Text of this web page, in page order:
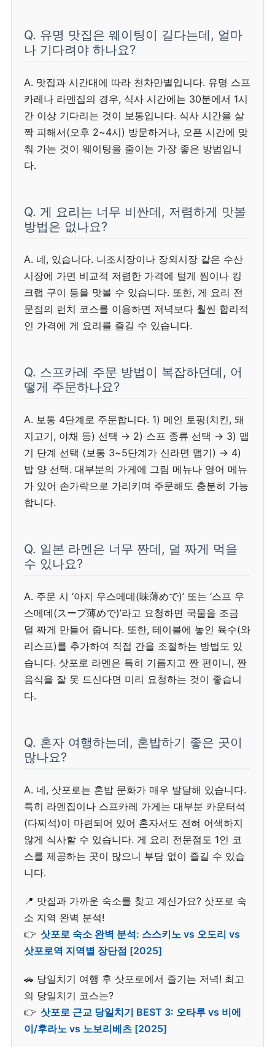
Q. 유명 맛집은 웨이팅이 길다는데, 얼마
나 기다려야 하나요?
A. 맛집과 시간대에 따라 천차만별입니다. 유명 스프
카레나 라멘집의 경우, 식사 시간에는 30분에서 1시
간 이상 기다리는 것이 보통입니다. 식사 시간을 살
짝 피해서(오후 2~4시) 방문하거나, 오픈 시간에 맞
춰 가는 것이 웨이팅을 줄이는 가장 좋은 방법입니
다.
Q. 게 요리는 너무 비싼데, 저렴하게 맛볼
방법은 없나요?
A. 네, 있습니다. 니조시장이나 장외시장 같은 수산
시장에 가면 비교적 저렴한 가격에 털게 찜이나 킹
크랩 구이 등을 맛볼 수 있습니다. 또한, 게 요리 전
문점의 런치 코스를 이용하면 저녁보다 훨씬 합리적
인 가격에 게 요리를 즐길 수 있습니다.
Q. 스프카레 주문 방법이 복잡하던데, 어
떻게 주문하나요?
A. 보통 4단계로 주문합니다. 1) 메인 토핑(치킨, 돼
지고기, 야채 등) 선택 → 2) 스프 종류 선택 → 3) 맵
기 단계 선택 (보통 3~5단계가 신라면 맵기) → 4)
밥 양 선택. 대부분의 가게에 그림 메뉴나 영어 메뉴
가 있어 손가락으로 가리키며 주문해도 충분히 가능
합니다.
Q. 일본 라멘은 너무 짠데, 덜 짜게 먹을
수 있나요?
A. 주문 시 ‘아지 우스메데(味薄めで)’ 또는 ‘스프 우
스메데(スープ薄めで)’라고 요청하면 국물을 조금
덜 짜게 만들어 줍니다. 또한, 테이블에 놓인 육수(와
리스프)를 추가하여 직접 간을 조절하는 방법도 있
습니다. 삿포로 라멘은 특히 기름지고 짠 편이니, 짠
음식을 잘 못 드신다면 미리 요청하는 것이 좋습니
다.
Q. 혼자 여행하는데, 혼밥하기 좋은 곳이
많나요?
A. 네, 삿포로는 혼밥 문화가 매우 발달해 있습니다.
특히 라멘집이나 스프카레 가게는 대부분 카운터석
(다찌석)이 마련되어 있어 혼자서도 전혀 어색하지
않게 식사할 수 있습니다. 게 요리 전문점도 1인 코
스를 제공하는 곳이 많으니 부담 없이 즐길 수 있습
니다.
📍 맛집과 가까운 숙소를 찾고 계신가요? 삿포로 숙
소 지역 완벽 분석!
👉 삿포로 숙소 완벽 분석: 스스키노 vs 오도리 vs
삿포로역 지역별 장단점 [2025]
🚗 당일치기 여행 후 삿포로에서 즐기는 저녁! 최고
의 당일치기 코스는?
👉 삿포로 근교 당일치기 BEST 3: 오타루 vs 비에
이/후라노 vs 노보리베츠 [2025]